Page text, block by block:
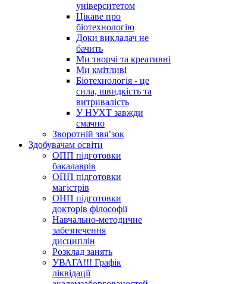
університетом
Цікаве про
біотехнологію
Доки викладач не
бачить
Ми творчі та креативні
Ми кмітливі
Біотехнологія - це
сила, швидкість та
витривалість
У НУХТ завжди
смачно
Зворотній звя’зок
Здобувачам освіти
ОПП підготовки
бакалаврів
ОПП підготовки
магістрів
ОНП підготовки
докторів філософії
Навчально-методичне
забезпечення
дисциплін
Розклад занять
УВАГА!!! Графік
ліквідації